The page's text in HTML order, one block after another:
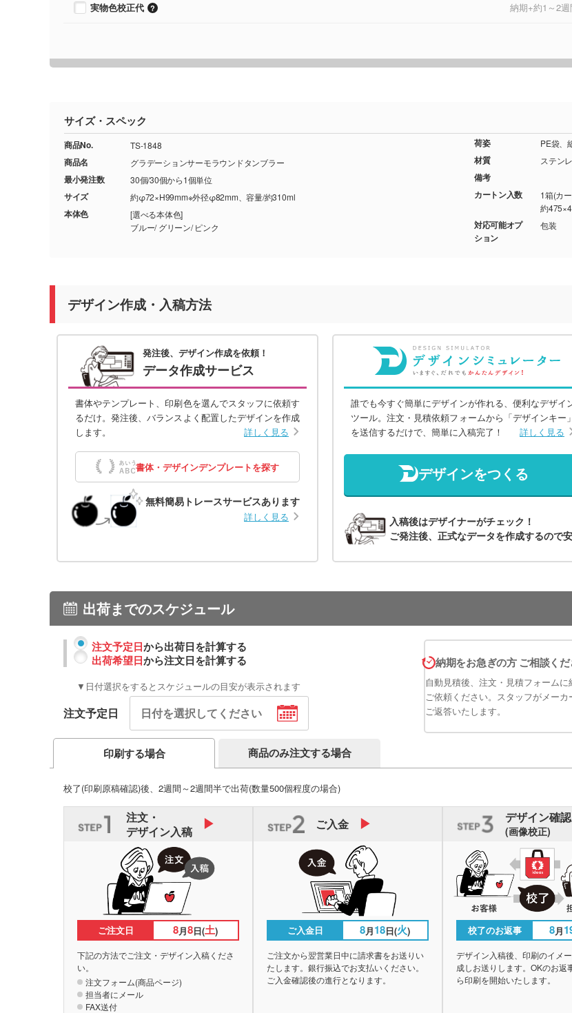
実物色校正代 納期+約1～2週
サイズ・スペック
商品No. TS-1848
商品名 グラデーションサーモラウンドタンブラー
最小発注数 30個/30個から1個単位
サイズ 約φ72×H99mm※外径φ82mm、容量/約310ml
本体色
[選べる本体色]
ブルー/ グリーン/ ピンク
荷姿 PE袋、
材質 ステン
備考
カートン入数
1箱(カ
約
対応可能オプ
ション
包装
デザイン作成・入稿方法
発注後、デザイン作成を依頼！
データ作成サービス
書体やテンプレート、印刷色を選んでスタッフに依頼す
るだけ。発注後、バランスよく配置したデザインを作成
します。
詳しく見る
書体・デザインデンプレートを探す
無料簡易トレースサービスあります
詳しく見る
誰でも今すぐ簡単にデザインが作れる、便利なデザイ
ツール。注文・見積依頼フォームから「デザインキー」
を送信するだけで、簡単に入稿完了！
詳しく見る
デザインをつくる
入稿後はデザイナーがチェック！
ご発注後、正式なデータを作成するので
出荷までのスケジュール
注文予定日から出荷日を計算する
出荷希望日から注文日を計算する
▼日付選択をするとスケジュールの目安が表示されます
注文予定日
納期をお急ぎの方 ご相談く
自動見積後、注文・見積フォームに
ご依頼ください。スタッフがメー
ご返答いたします。
印刷する場合 商品のみ注文する場合
校了(印刷原稿確認)後、2週間～2週間半で出荷(数量500個程度の場合)
注文・
デザイン入稿
ご注文日 8月8日(土)
下記の方法でご注文・デザイン入稿くださ
い。
注文フォーム(商品ページ)
担当者にメール
FAX送付
ご入金
ご入金日 8月18日(火)
ご注文から翌営業日中に請求書をお送りい
たします。銀行振込でお支払いください。
ご入金確認後の進行となります。
デザイン確認
(画像校正)
校了のお返事 8月
デザイン入稿後、印刷のイメ
成しお送りします。OKのお返
ら印刷を開始いたします。